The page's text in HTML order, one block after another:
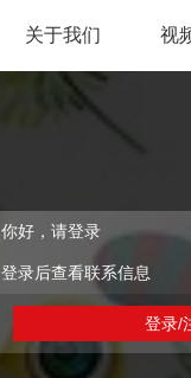
关于我们 视
你好，请登录
登录后查看联系信息
登录/